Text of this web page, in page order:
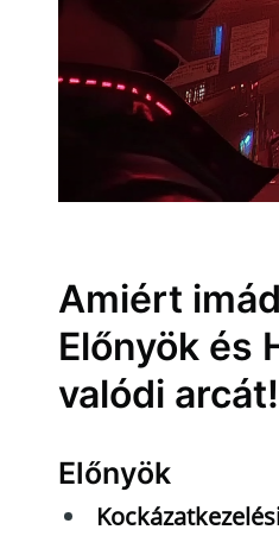
Amiért
Előnyök és
valódi arcát!
Előnyök